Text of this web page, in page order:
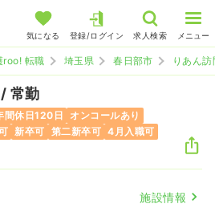
気になる 登録/ログイン 求人検索 メニュー
roo! 転職 埼玉県 春日部市 りあん
常勤
間休日120日
オンコールあり
新卒可 第二新卒可 4月入職可
施設情報